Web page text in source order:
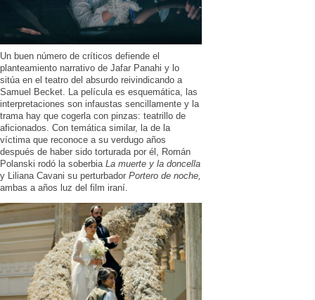
Un buen número de críticos defiende el
planteamiento narrativo de Jafar Panahi y lo
sitúa en el teatro del absurdo reivindicando a
Samuel Becket. La película es esquemática, las
interpretaciones son infaustas sencillamente y la
trama hay que cogerla con pinzas: teatrillo de
aficionados. Con temática similar, la de la
víctima que reconoce a su verdugo años
después de haber sido torturada por él, Román
Polanski rodó la soberbia La muerte y la doncella
y Liliana Cavani su perturbador Portero de noche,
ambas a años luz del film iraní.